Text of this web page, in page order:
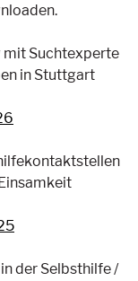
mit Suchtexperte
in Stuttgart
der Selbsthilfe /